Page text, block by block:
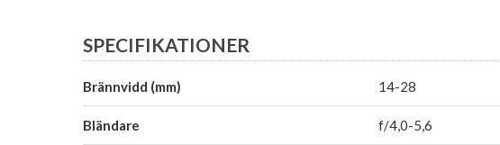
SPECIFIKATIONER
Brännvidd (mm) 14-28
Bländare f/4,0-5,6